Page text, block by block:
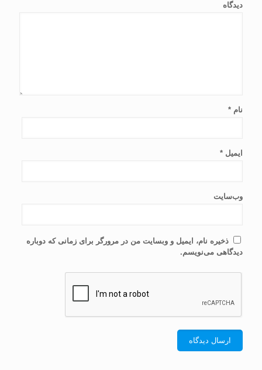
دیدگاه
نام *
ایمیل *
وب‌سایت
ذخیره نام، ایمیل و وبسایت من در مرورگر برای زمانی که دوباره
دیدگاهی می‌نویسم.